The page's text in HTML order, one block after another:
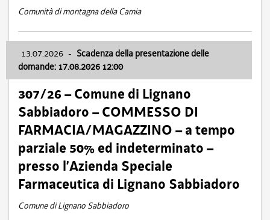
Comunità di montagna della Carnia
13.07.2026 - Scadenza della presentazione delle
domande: 17.08.2026 12:00
307/26 – Comune di Lignano
Sabbiadoro – COMMESSO DI
FARMACIA/MAGAZZINO – a tempo
parziale 50% ed indeterminato –
presso l’Azienda Speciale
Farmaceutica di Lignano Sabbiadoro
Comune di Lignano Sabbiadoro